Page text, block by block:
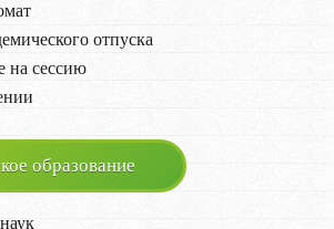
отпуска
на сессию
образование